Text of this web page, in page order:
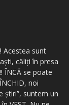
Acestea sunt
căliţi în presa
ÎNCĂ se poate
noi
ştiri”, suntem un